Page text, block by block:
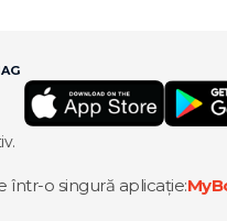
într-o singură aplicație: